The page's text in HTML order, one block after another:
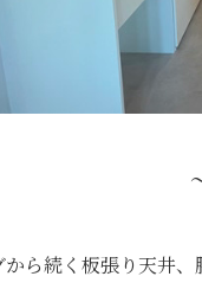
ら続く板張り天井、